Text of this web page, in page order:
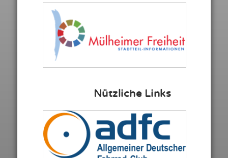
Nützliche Links